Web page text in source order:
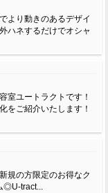
より動きのあるデザイ
ハネするだけでオシャ
室ユートラクトです！
をご紹介いたします！
規の方限定のお得なク
◎U-tract...